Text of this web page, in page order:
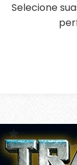
Selecione